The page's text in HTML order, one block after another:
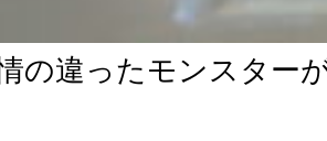
の違ったモンスター